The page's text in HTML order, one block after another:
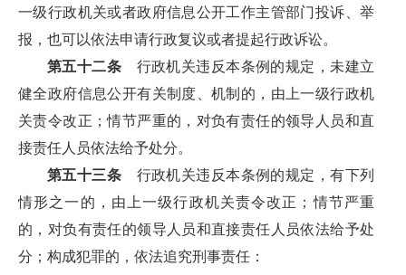
一级行政机关或者政府信息公开工作主管部门投诉、举
报，也可以依法申请行政复议或者提起行政诉讼。
第五十二条 行政机关违反本条例的规定，未建立
健全政府信息公开有关制度、机制的，由上一级行政机
关责令改正；情节严重的，对负有责任的领导人员和直
接责任人员依法给予处分。
第五十三条 行政机关违反本条例的规定，有下列
情形之一的，由上一级行政机关责令改正；情节严重
的，对负有责任的领导人员和直接责任人员依法给予处
分；构成犯罪的，依法追究刑事责任：